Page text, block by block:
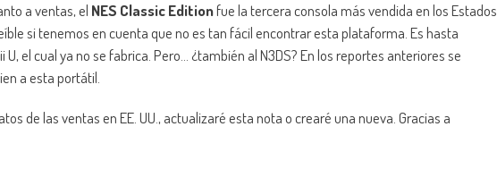
a ventas, el NES Classic Editionfue la tercera consola más vendida en los Estados
si tenemos en cuenta que no es tan fácil encontrar esta plataforma. Es hasta
el cual ya no se fabrica. Pero… ¿también al N3DS? En los reportes anteriores se
a esta portátil.
de las ventas en EE. UU., actualizaré esta nota o crearé una nueva. Gracias a